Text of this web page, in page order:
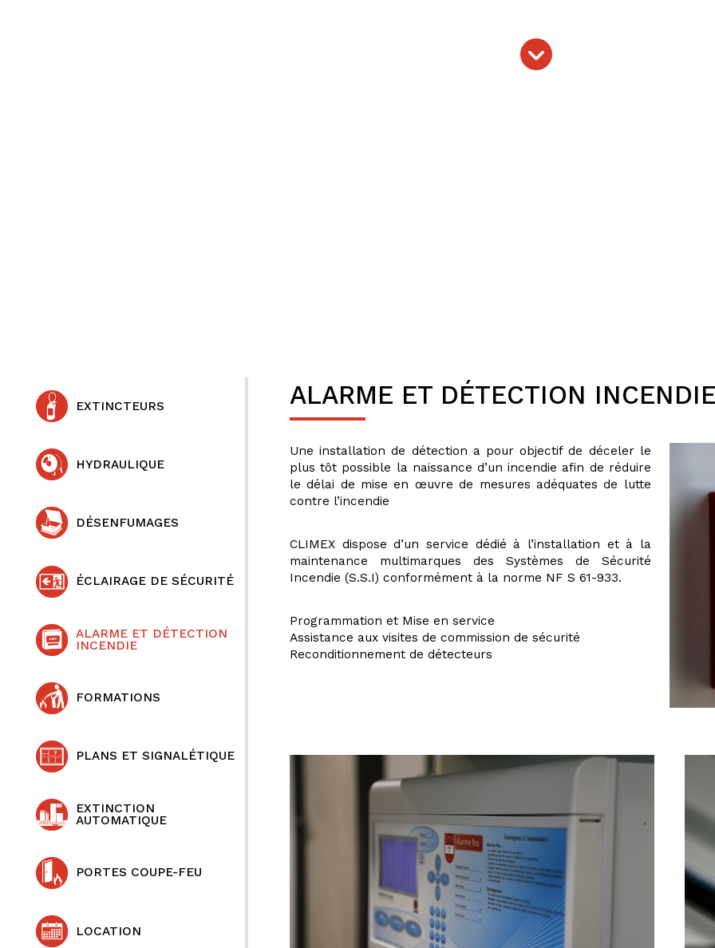
EXTINCTEURS
HYDRAULIQUE
DÉSENFUMAGES
ÉCLAIRAGE DE SÉCURITÉ
ALARME ET DÉTECTION
INCENDIE
FORMATIONS
PLANS ET SIGNALÉTIQUE
EXTINCTION
AUTOMATIQUE
PORTES COUPE-FEU
LOCATION
ALARME ET DÉTECTION
Une installation de détection a pour objectif de déceler le
plus tôt possible la naissance d’un incendie afin de réduire
le délai de mise en œuvre de mesures adéquates de lutte
contre l’incendie
CLIMEX dispose d’un service dédié à l’installation et à la
maintenance multimarques des Systèmes de Sécurité
Incendie (S.S.I) conformément à la norme NF S 61-933.
Programmation et Mise en service
Assistance aux visites de commission de sécurité
Reconditionnement de détecteurs